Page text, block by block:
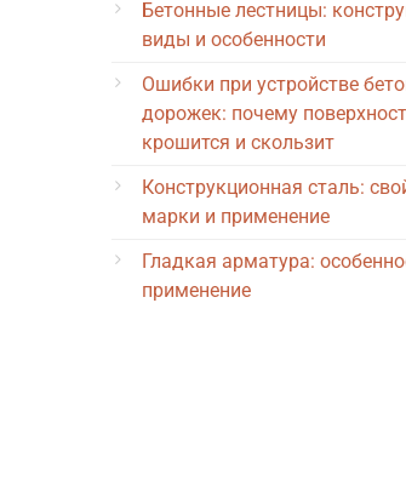
Бетонные лестницы:
виды и особенности
Ошибки при устройстве
дорожек: почему
крошится и скользит
Конструкционная сталь:
марки и применение
Гладкая арматура:
применение